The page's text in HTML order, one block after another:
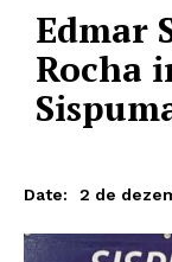
Edmar
Rocha
Date:
2 de